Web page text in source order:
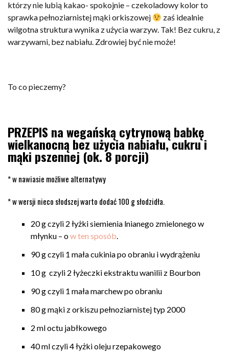
którzy nie lubią kakao- spokojnie – czekoladowy kolor to
sprawka pełnoziarnistej mąki orkiszowej
zaś idealnie
wilgotna struktura wynika z użycia warzyw. Tak! Bez cukru, z
warzywami, bez nabiału. Zdrowiej być nie może!
To co pieczemy?
PRZEPIS na wegańską cytrynową babkę
wielkanocną bez użycia nabiału, cukru i
mąki pszennej (ok. 8 porcji)
* w nawiasie możliwe alternatywy
* w wersji nieco słodszej warto dodać 100 g słodzidła.
20 g czyli 2 łyżki siemienia lnianego zmielonego w
młynku – ow ten sposób.
90 g czyli 1 mała cukinia po obraniu i wydrążeniu
10 g czyli 2 łyżeczki ekstraktu wanilii z Bourbon
90 g czyli 1 mała marchew po obraniu
80 g mąki z orkiszu pełnoziarnistej typ 2000
2 ml octu jabłkowego
40 ml czyli 4 łyżki oleju rzepakowego